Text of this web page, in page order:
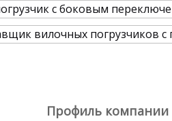
с боковым
вилочных погрузчиков
Профиль компании